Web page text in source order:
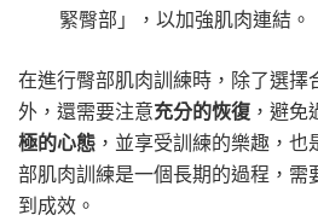
緊臀部」，以加強肌肉連結。
在進行臀部肌肉訓練時，除了選擇
外，還需要注意充分的恢復 ，避
極的心態 ，並享受訓練的樂趣，
部肌肉訓練是一個長期的過程，需
到成效。